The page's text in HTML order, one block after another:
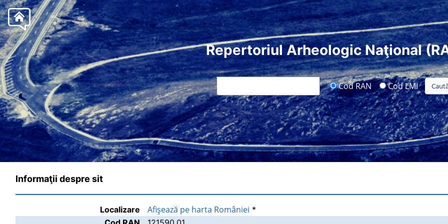
Repertoriul Arheologic Naţional
Cod RAN Cod LMI
Informaţii despre sit
Localizare Afişează pe harta României *